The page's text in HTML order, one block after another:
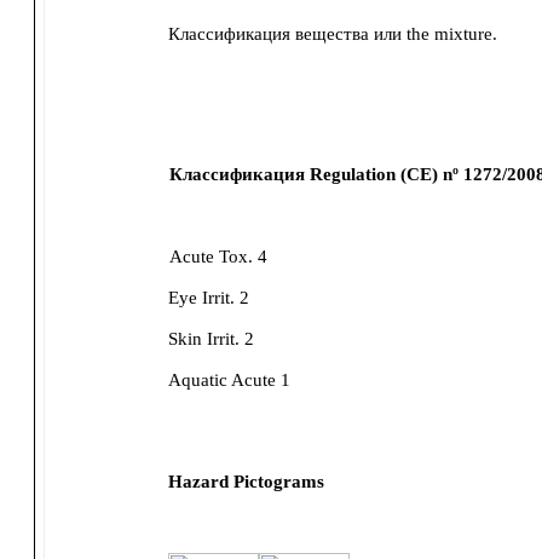
Классификация вещества или the mixture.
Классификация Regulation (CE) nº 1272/
Acute Tox. 4
Eye Irrit. 2
Skin Irrit. 2
Aquatic Acute 1
Hazard Pictograms